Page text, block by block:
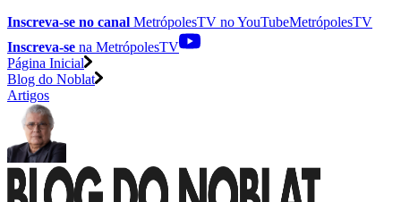
Inscreva-se no canal MetrópolesTV noYouTubeMetrópolesTV
Inscreva-se na MetrópolesTV
Página Inicial
Blog do Noblat
Artigos